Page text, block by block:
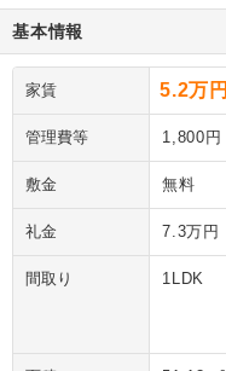
基本情報
家賃 5.2万円
管理費等 1,800円
敷金 無料
礼金 7.3万円
間取り 1LDK